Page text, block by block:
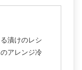
漬けのレシ
アレンジ冷